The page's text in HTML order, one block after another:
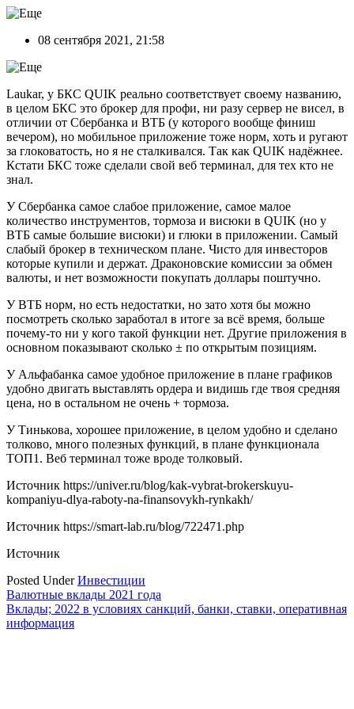
08 сентября 2021, 21:58
Laukar, у БКС QUIK реально соответствует своему названию,
в целом БКС это брокер для профи, ни разу сервер не висел, в
отличии от Сбербанка и ВТБ (у которого вообще финиш
вечером), но мобильное приложение тоже норм, хоть и ругают
за глоковатость, но я не сталкивался. Так как QUIK надёжнее.
Кстати БКС тоже сделали свой веб терминал, для тех кто не
знал.
У Сбербанка самое слабое приложение, самое малое
количество инструментов, тормоза и висюки в QUIK (но у
ВТБ самые большие висюки) и глюки в приложении. Самый
слабый брокер в техническом плане. Чисто для инвесторов
которые купили и держат. Драконовские комиссии за обмен
валюты, и нет возможности покупать доллары поштучно.
У ВТБ норм, но есть недостатки, но зато хотя бы можно
посмотреть сколько заработал в итоге за всё время, больше
почему-то ни у кого такой функции нет. Другие приложения в
основном показывают сколько ± по открытым позициям.
У Альфабанка самое удобное приложение в плане графиков
удобно двигать выставлять ордера и видишь где твоя средняя
цена, но в остальном не очень + тормоза.
У Тинькова, хорошее приложение, в целом удобно и сделано
толково, много полезных функций, в плане функционала
ТОП1. Веб терминал тоже вроде толковый.
Источник https://univer.ru/blog/kak-vybrat-brokerskuyu-
kompaniyu-dlya-raboty-na-finansovykh-rynkakh/
Источник https://smart-lab.ru/blog/722471.php
Источник
Posted UnderИнвестиции
Навигация
по
Валютные вклады 2021 года
Вклады; 2022 в условиях санкций, банки, ставки, оперативная
информация